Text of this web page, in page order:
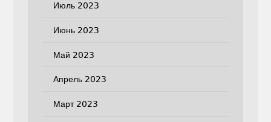
Июль 2023
Июнь 2023
Май 2023
Апрель 2023
Март 2023